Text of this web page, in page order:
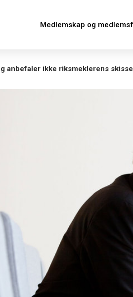
Medlemskap og
anbefaler ikke riksmeklerens skisse